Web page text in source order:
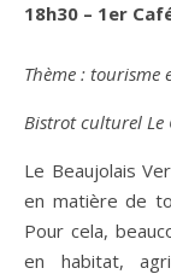
18h30 – 1er
Thème : tourisme
Bistrot culturel Le
Le Beaujolais
en matière de
Pour cela,
en habitat,